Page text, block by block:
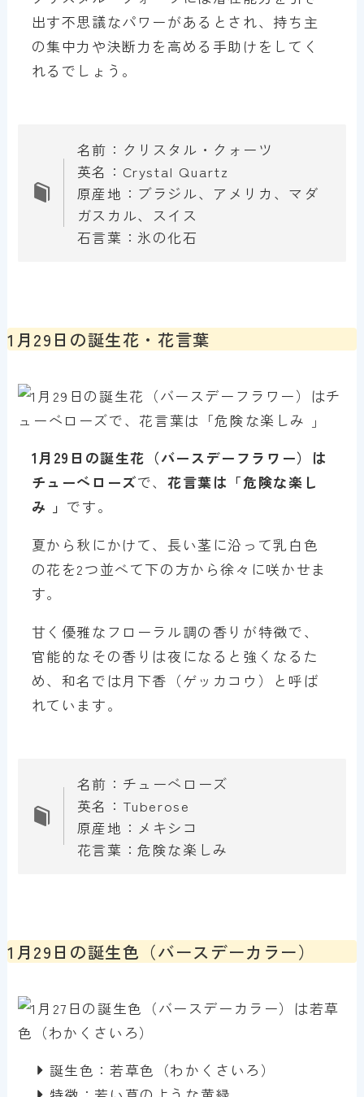
出す不思議なパワーがあるとされ、持ち主
の集中力や決断力を高める手助けをしてく
れるでしょう。
名前：クリスタル・クォーツ
英名：Crystal Quartz
原産地：ブラジル、アメリカ、マダ
ガスカル、スイス
石言葉：氷の化石
1月29日の誕生花・花言葉
1月 29 日の誕生花（バースデーフラワー）は
チューベローズで、花言葉は「危険な楽し
み 」 です。
夏から秋にかけて、長い茎に沿って乳白色
の花を2つ並べて下の方から徐々に咲かせま
す。
甘く優雅なフローラル調の香りが特徴で、
官能的なその香りは夜になると強くなるた
め、和名では月下香（ゲッカコウ）と呼ば
れています。
名前：チューベローズ
英名：Tuberose
原産地：メキシコ
花言葉：危険な楽しみ
1月29日の誕生色（バースデーカラー）
誕生色：若草色（わかくさいろ）